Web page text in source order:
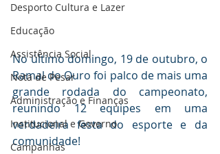
Desporto Cultura e Lazer
Educação
Assistência Social
Nota de Pesar
Administração e Finanças
Institucional e Governo
Campanhas
No último domingo, 19 de outubro, o
Ramal do Ouro foi palco de mais uma
grande rodada do campeonato,
reunindo 12 equipes em uma
verdadeira festa do esporte e da
comunidade!